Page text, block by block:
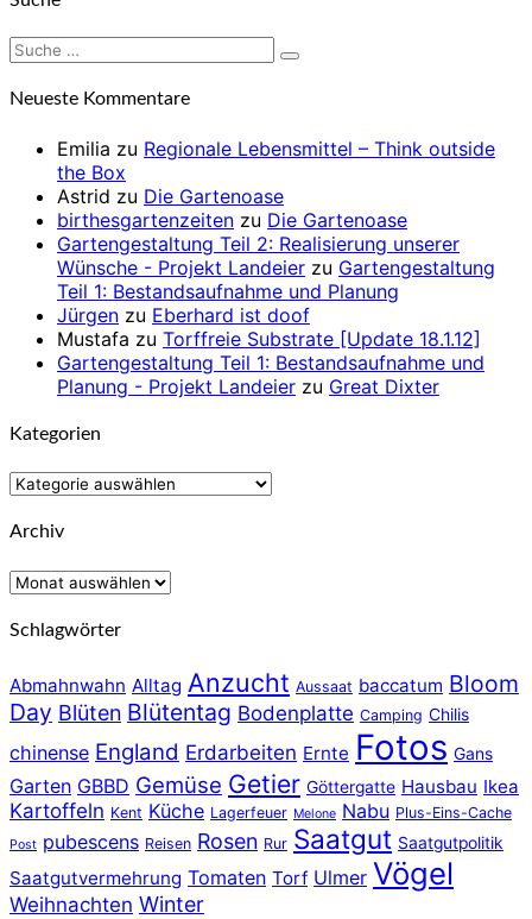
Suche
Suchen
Neueste Kommentare
Emilia zu Regionale Lebensmittel – Think outside
the Box
Astrid zu Die Gartenoase
birthesgartenzeiten zu Die Gartenoase
Gartengestaltung Teil 2: Realisierung unserer
Wünsche - Projekt Landeier zu Gartengestaltung
Teil 1: Bestandsaufnahme und Planung
Jürgen zu Eberhard ist doof
Mustafa zu Torffreie Substrate [Update 18.1.12]
Gartengestaltung Teil 1: Bestandsaufnahme und
Planung - Projekt Landeier zu Great Dixter
Kategorien
Kategorien
Archiv
Archiv
Schlagwörter
Abmahnwahn Alltag Anzucht Aussaat baccatum Bloom
Day Blüten Blütentag Bodenplatte Camping Chilis
chinense England Erdarbeiten Ernte Fotos Gans
Garten GBBD Gemüse Getier Göttergatte Hausbau Ikea
Kartoffeln Kent Küche Lagerfeuer Melone Nabu Plus-Eins-Cache
Post pubescens Reisen Rosen Rur Saatgut Saatgutpolitik
Saatgutvermehrung Tomaten Torf Ulmer Vögel
Weihnachten Winter